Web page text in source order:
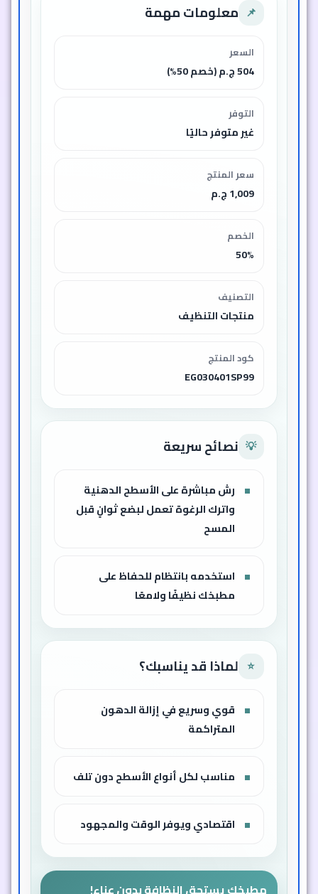
📌 معلومات مهمة
السعر
504 ج.م (خصم 50%)
التوفر
غير متوفر حاليًا
سعر المنتج
1,009 ج.م
الخصم
50%
التصنيف
منتجات التنظيف
كود المنتج
EG030401SP99
💡 نصائح سريعة
رش مباشرة على الأسطح الدهنية
واترك الرغوة تعمل لبضع ثوانٍ قبل
المسح
استخدمه بانتظام للحفاظ على
مطبخك نظيفًا ولامعًا
⭐ لماذا قد يناسبك؟
قوي وسريع في إزالة الدهون
المتراكمة
مناسب لكل أنواع الأسطح دون تلف
اقتصادي ويوفر الوقت والمجهود